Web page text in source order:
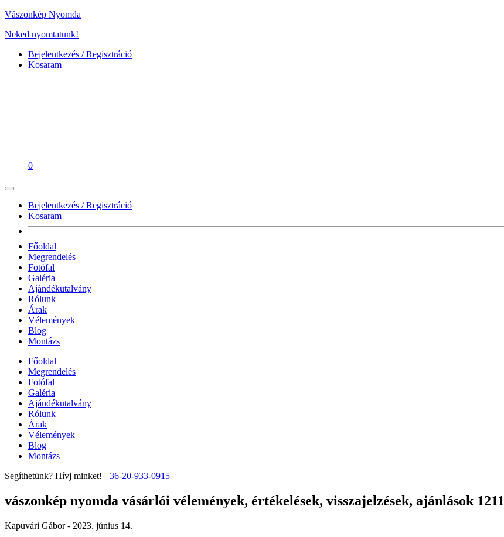
Vászonkép Nyomda
Neked nyomtatunk!
Bejelentkezés / Regisztráció
Kosaram
0
Bejelentkezés / Regisztráció
Kosaram
Főoldal
Megrendelés
Fotófal
Galéria
Ajándékutalvány
Rólunk
Árak
Vélemények
Blog
Montázs
Főoldal
Megrendelés
Fotófal
Galéria
Ajándékutalvány
Rólunk
Árak
Vélemények
Blog
Montázs
Segíthetünk? Hívj minket! +36-20-933-0915
vászonkép nyomda vásárlói vélemények, értékelések, visszajelzések, ajánlások 1211
Kapuvári Gábor - 2023. június 14.